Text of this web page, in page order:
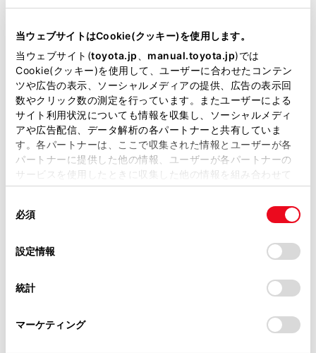
当ウェブサイトはCookie(クッキー)を使用します。
当ウェブサイト(toyota.jp manual.toyota.jp)では
Cookie(クッキー)を使用して、ユーザーに合わせたコンテン
ツや広告の表示、ソーシャルメディアの提供、広告の表示回
数やクリック数の測定を行っています。またユーザーによる
サイト利用状況についても情報を収集し、ソーシャルメディ
アや広告配信、データ解析の各パートナーと共有していま
す。各パートナーは、ここで収集された情報とユーザーが各
パートナーに提供した他の情報、ユーザーが各パートナーの
サービスを使用したときに収集した他の情報を組み合わせて
使用することがあります。当ウェブサイトの使用を続行する
デバイスにすべてのCookie(クッキー)が保存されることに同
意したことになります。Cookie(クッキー)のオプトアウト、
設定の変更、同意を撤回したりするにあたっては、当社の
「Cookie（クッキー）情報の取り扱いについて
」をご覧くだ
必須
設定情報
統計
マーケティング
エンジンタイプ
駆動方式
試乗予約
施設情報・サービス